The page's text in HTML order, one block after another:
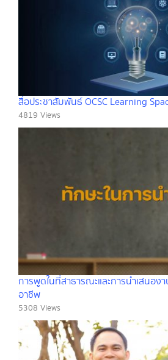
สื่อประชาสัมพันธ์ OCSC Learning
4819 Views
การพูดในที่สาธารณะและการนำเสนอ
อาชีพ
5308 Views